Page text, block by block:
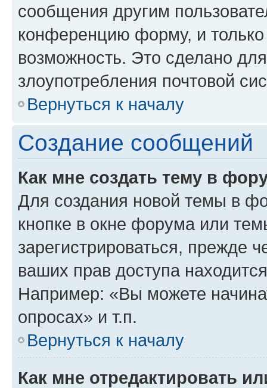
сообщения другим
конференцию форму, и
возможность. Это сделано
злоупотребления почтовой
Вернуться к началу
Создание сообщений
Как мне создать тему в
Для создания новой темы в
кнопке в окне форума или
зарегистрироваться, прежде
ваших прав доступа
Например: «Вы можете
опросах» и т.п.
Вернуться к началу
Как мне отредактировать